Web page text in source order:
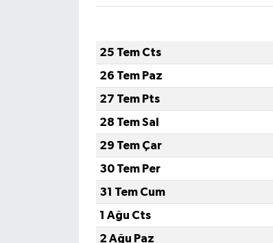
25 Tem Cts
26 Tem Paz
27 Tem Pts
28 Tem Sal
29 Tem Çar
30 Tem Per
31 Tem Cum
1 Ağu Cts
2 Ağu Paz